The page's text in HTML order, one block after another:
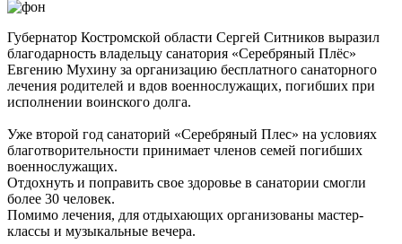
Губернатор Костромской области Сергей Ситников выразил
благодарность владельцу санатория «Серебряный Плёс»
Евгению Мухину за организацию бесплатного санаторного
лечения родителей и вдов военнослужащих, погибших при
исполнении воинского долга.
Уже второй год санаторий «Серебряный Плес» на условиях
благотворительности принимает членов семей погибших
военнослужащих.
Отдохнуть и поправить свое здоровье в санатории смогли
более 30 человек.
Помимо лечения, для отдыхающих организованы мастер-
классы и музыкальные вечера.